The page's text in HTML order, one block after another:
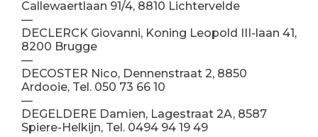
Callewaertlaan 91/4, 8810 Lichtervelde
—
DECLERCK Giovanni, Koning Leopold III-laan 41,
8200 Brugge
—
DECOSTER Nico, Dennenstraat 2, 8850
Ardooie, Tel. 050 73 66 10
—
DEGELDERE Damien, Lagestraat 2A, 8587
Spiere-Helkijn, Tel. 0494 94 19 49